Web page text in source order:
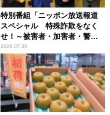
特別番組「ニッポン放送報道
スペシャル 特殊詐欺をなく
せ！～被害者・加害者・警視
庁が語るトクリュウの実態
～」放送
2026.07.30